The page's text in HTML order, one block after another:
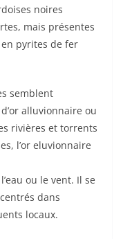
noires
mais présentes
pyrites de fer
semblent
alluvionnaire ou
rivières et torrents
l’or eluvionnaire
ou le vent. Il se
dans
locaux.